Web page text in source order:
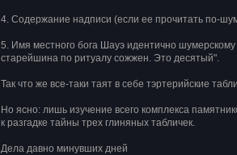
4. Содержание надписи (если ее прочитать по-
5. Имя местного бога Шауэ идентично
старейшина по ритуалу сожжен. Это десятый".
Так что же все-таки таят в себе тэртерийские
Но ясно: лишь изучение всего комплекса
к разгадке тайны трех глиняных табличек.
Дела давно минувших дней